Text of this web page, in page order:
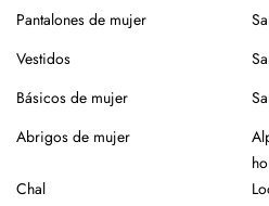
Evita la exposición directa al sol
de la prenda.
Para los zapatos:
Nuestros zapatos están hechos
como piel o yute, que requieren
Pantalones de mujer
Vestidos
Básicos de mujer
Abrigos de mujer
Chal